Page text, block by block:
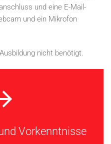
und eine E-Mail-
und ein Mikrofon
nicht benötigt.
Vorkenntnisse